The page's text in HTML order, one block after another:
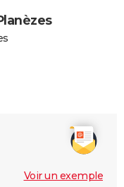
Voir un exemple